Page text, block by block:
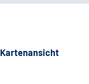
Kartenansicht